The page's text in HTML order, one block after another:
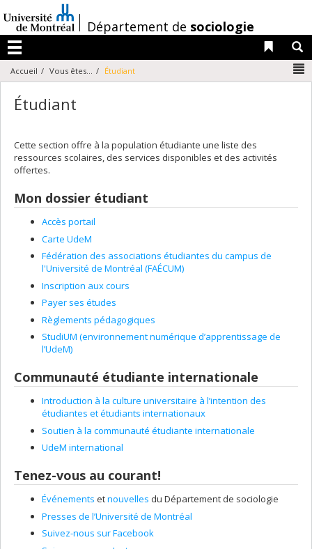
au
contenu
/Département de sociologie
Menu
Liens
Accueil Vous êtes... Étudiant
Étudiant
Cette section offre à la population étudiante une liste des
ressources scolaires, des services disponibles et des activités
offertes.
Mon dossier étudiant
Accès portail
Carte UdeM
Fédération des associations étudiantes du campus de
l'Université de Montréal (FAÉCUM)
Inscription aux cours
Payer ses études
Règlements pédagogiques
StudiUM (environnement numérique d’apprentissage de
l’UdeM)
Communauté étudiante internationale
Introduction à la culture universitaire à l’intention des
étudiantes et étudiants internationaux
Soutien à la communauté étudiante internationale
UdeM international
Tenez-vous au courant!
Événements etnouvelles du Département de sociologie
Presses de l’Université de Montréal
Suivez-nous sur Facebook